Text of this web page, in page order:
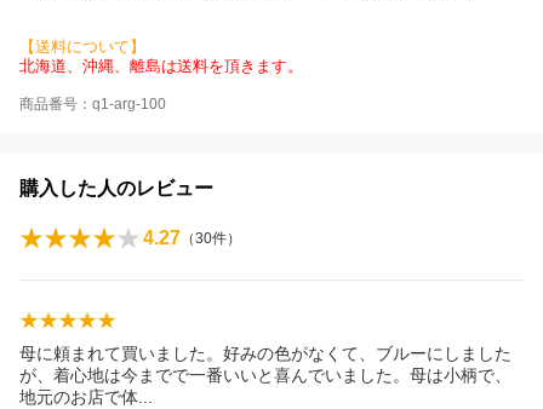
【送料について】
北海道、沖縄、離島は送料を頂きます。
商品番号：q1-arg-100
購入した人のレビュー
4.27 （30件）
母に頼まれて買いました。好みの色がなくて、ブルーにしました
が、着心地は今までで一番いいと喜んでいました。母は小柄で、
地元のお店で体